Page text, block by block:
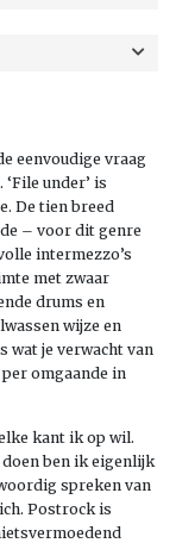
eenvoudige vraag
under’ is
De tien breed
– voor dit genre
intermezzo’s
met zwaar
drums en
wijze en
wat je verwacht van
omgaande in
kant ik op wil.
ben ik eigenlijk
spreken van
Postrock is